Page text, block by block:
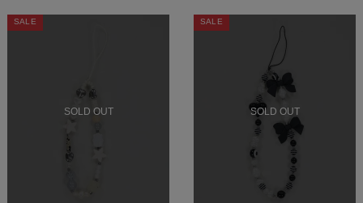
SOLD OUT
SALE
SOLD OUT
SALE